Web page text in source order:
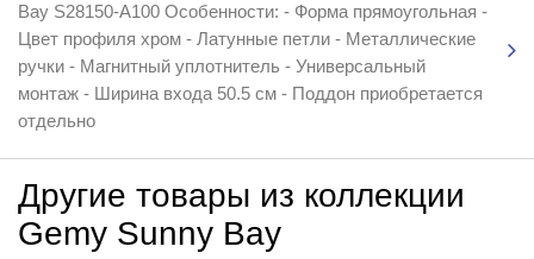
Bay S28150-A100 Особенности: - Форма прямоугольная -
Цвет профиля хром - Латунные петли - Металлические
ручки - Магнитный уплотнитель - Универсальный
монтаж - Ширина входа 50.5 см - Поддон приобретается
отдельно
Другие товары из коллекции
Gemy Sunny Bay